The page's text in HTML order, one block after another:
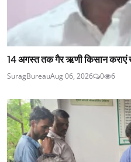
14 अगस्त तक गैर ऋणी किसान कराएं
SuragBureauAug 06, 2026 0 6